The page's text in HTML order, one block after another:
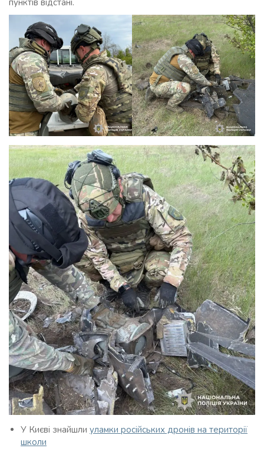
У Києві знайшли уламки російських дронів на території
школи